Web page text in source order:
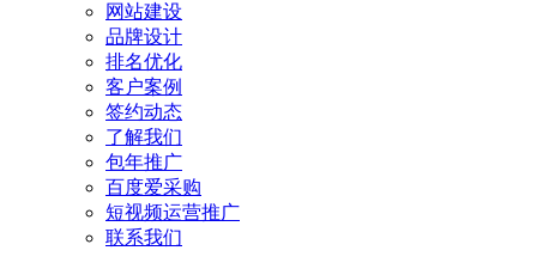
网站建设
品牌设计
排名优化
客户案例
签约动态
了解我们
包年推广
百度爱采购
短视频运营推广
联系我们